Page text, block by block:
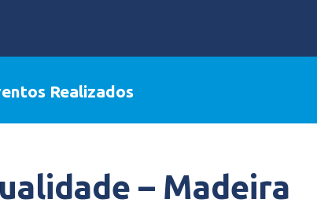
Realizados
– Madeira